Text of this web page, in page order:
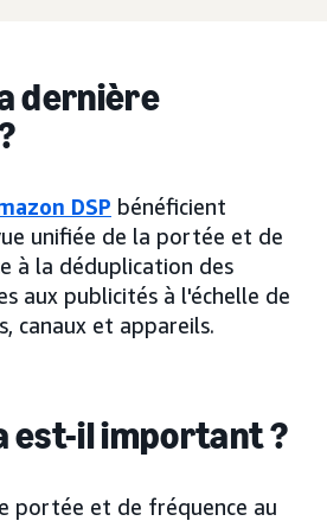
dernière
DSP bénéficient
unifiée de la portée et de
à la déduplication des
aux publicités à l'échelle de
canaux et appareils.
est-il important ?
portée et de fréquence au